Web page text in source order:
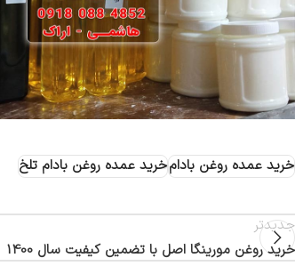
خرید عمده روغن بادامخرید عمده روغن بادام تلخ
جدیدتر
خرید روغن مورینگا اصل با تضمین کیفیت سال 1400